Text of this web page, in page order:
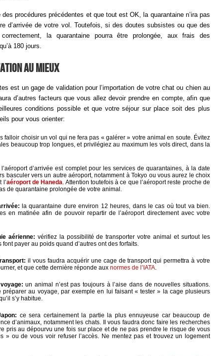
procédures précédentes et que tout est OK, la quarantaine n’ira pas
d’arrivée de votre vol. Toutefois, si des doutes subsistes ou que des
la quarantaine pourra être prolongée, aux frais des
180 jours.
au mieux
est un gage de validation pour l’importation de votre chat ou chien au
d’autres facteurs que vous allez devoir prendre en compte, afin que
conditions possible et que votre séjour sur place soit des plus
pour vous orienter:
falloir choisir un vol qui ne fera pas « galérer » votre animal en soute. Évitez
beaucoup trop longues, et privilégiez au maximum les vols direct, dans la
l’aéroport d’arrivée est complet pour les services de quarantaines, à la date
basculer vers un autre aéroport, notamment à Tokyo ou vous aurez le choix
l’aéroport de Haneda. Attention toutefois à ce que l’aéroport reste proche de
de quarantaine prolongée de votre animal.
la quarantaine dure environ 12 heures, dans le cas où tout va bien.
en matinée afin de pouvoir repartir de l’aéroport directement avec votre
aérienne: vérifiez la possibilité de transporter votre animal et surtout les
payer au poids quand d’autres ont des forfaits.
il vous faudra acquérir une cage de transport qui permettra à votre
et que cette dernière réponde aux normes de l’IATA.
un animal n’est pas toujours à l’aise dans de nouvelles situations.
préparer au voyage, par exemple en lui faisant « tester » la cage plusieurs
s’y habitue.
ce sera certainement la partie la plus ennuyeuse car beaucoup de
d’animaux, notamment les chats. Il vous faudra donc faire les recherches
pris au dépourvu une fois sur place et de ne pas prendre le risque de vous
» ou de vous voir refuser l’accès. Ne mentez pas et trouvez un logement